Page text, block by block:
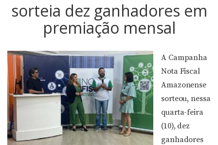
sorteia dez ganhadores em
premiação mensal
A Campanha
Nota Fiscal
Amazonense
sorteou, nessa
quarta-feira
(10), dez
ganhadores